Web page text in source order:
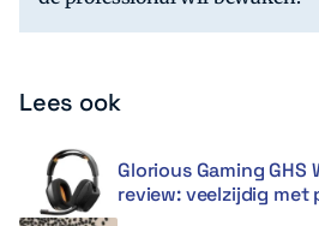
Lees ook
Glorious Gaming
review: veelzijdig met